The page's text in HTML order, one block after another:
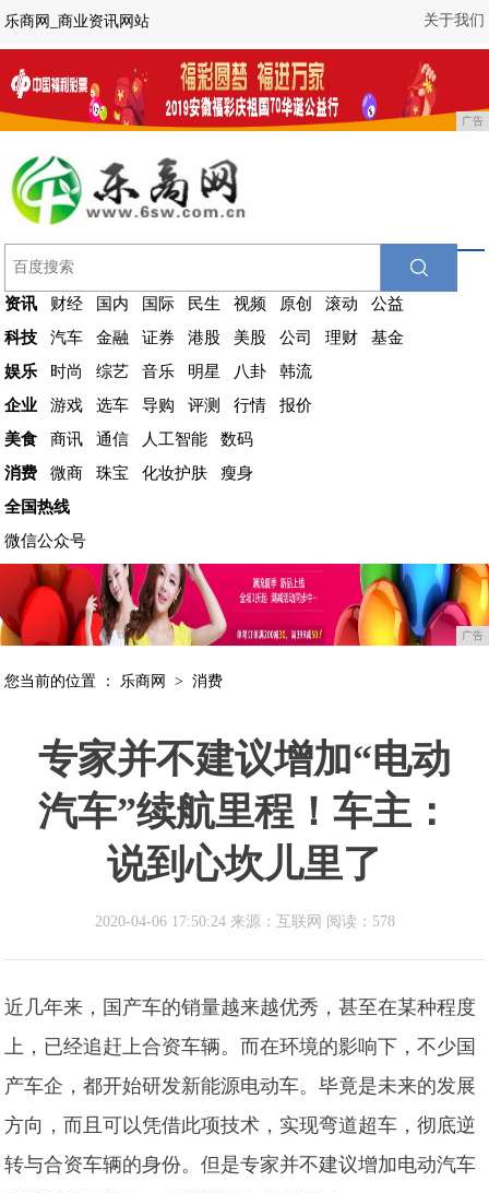
关于我们
乐商网_商业资讯网站
广告
资讯 财经 国内 国际 民生 视频 原创 滚动
公益
科技
汽车 金融 证券 港股 美股 公司 理财
基金
娱乐
时尚 综艺 音乐 明星 八卦
韩流
企业
游戏 选车 导购 评测 行情
报价
美食
商讯 通信 人工智能
数码
消费
微商 珠宝 化妆护肤
瘦身
全国热线
微信公众号
广告
您当前的位置 ： 乐商网 >消费
专家并不建议增加“电动
汽车”续航里程！车主：
说到心坎儿里了
2020-04-06 17:50:24 来源：互联网 阅读：578
近几年来，国产车的销量越来越优秀，甚至在某种程度
上，已经追赶上合资车辆。而在环境的影响下，不少国
产车企，都开始研发新能源电动车。毕竟是未来的发展
方向，而且可以凭借此项技术，实现弯道超车，彻底逆
转与合资车辆的身份。但是专家并不建议增加电动汽车